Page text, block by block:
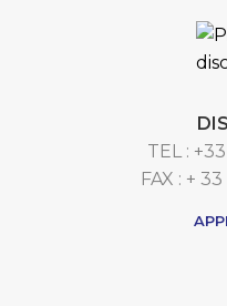
TEL :
FAX : +